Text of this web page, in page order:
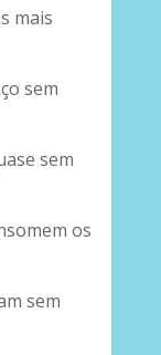
mais
sem
sem
os
sem